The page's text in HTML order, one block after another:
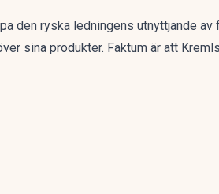
den ryska ledningens utnyttjande av
sina produkter. Faktum är att